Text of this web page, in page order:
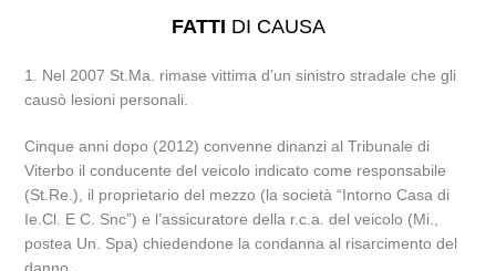
FATTI DI CAUSA
1. Nel 2007 St.Ma. rimase vittima d’un sinistro stradale che gli
causò lesioni personali.
Cinque anni dopo (2012) convenne dinanzi al Tribunale di
Viterbo il conducente del veicolo indicato come responsabile
(St.Re.), il proprietario del mezzo (la società “Intorno Casa di
Ie.Cl. E C. Snc”) e l’assicuratore della r.c.a. del veicolo (Mi.,
postea Un. Spa) chiedendone la condanna al risarcimento del